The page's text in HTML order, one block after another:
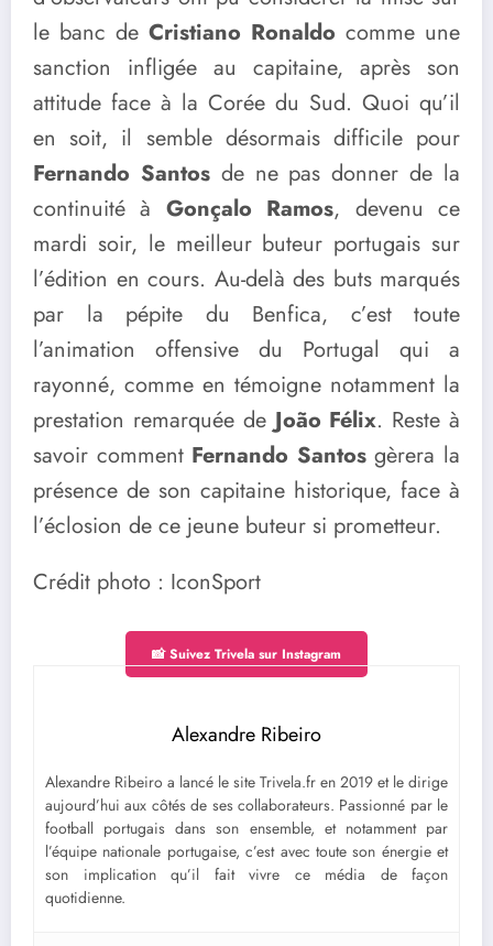
le banc de Cristiano Ronaldo comme une
sanction infligée au capitaine, après son
attitude face à la Corée du Sud. Quoi qu’il
en soit, il semble désormais difficile pour
Fernando Santosde ne pas donner de la
continuité à Gonçalo Ramos, devenu ce
mardi soir, le meilleur buteur portugais sur
l’édition en cours. Au-delà des buts marqués
par la pépite du Benfica, c’est toute
l’animation offensive du Portugal qui a
rayonné, comme en témoigne notamment la
prestation remarquée de João Félix. Reste à
savoir comment Fernando Santosgèrera la
présence de son capitaine historique, face à
l’éclosion de ce jeune buteur si prometteur.
Crédit photo : IconSport
📸 Suivez Trivela sur Instagram
Alexandre Ribeiro
Alexandre Ribeiro a lancé le site Trivela.fr en 2019 et le dirige
aujourd’hui aux côtés de ses collaborateurs. Passionné par le
football portugais dans son ensemble, et notamment par
l’équipe nationale portugaise, c’est avec toute son énergie et
son implication qu’il fait vivre ce média de façon
quotidienne.